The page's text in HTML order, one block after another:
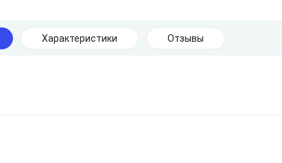
Характеристики Отзывы